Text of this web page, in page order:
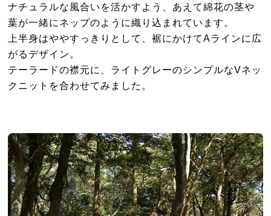
ナチュラルな風合いを活かすよう、あえて綿花の茎や
葉が一緒にネップのように織り込まれています。
上半身はややすっきりとして、裾にかけてAラインに広
がるデザイン。
テーラードの襟元に、ライトグレーのシンプルなVネッ
クニットを合わせてみました。